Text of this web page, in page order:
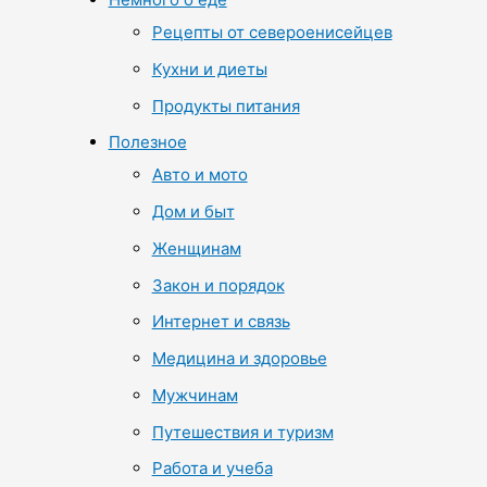
Рецепты от североенисейцев
Кухни и диеты
Продукты питания
Полезное
Авто и мото
Дом и быт
Женщинам
Закон и порядок
Интернет и связь
Медицина и здоровье
Мужчинам
Путешествия и туризм
Работа и учеба